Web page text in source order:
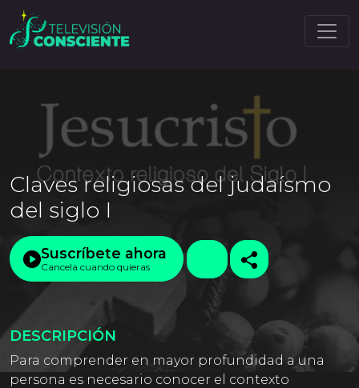
Claves religiosas del judaísmo
del siglo I
Suscríbete ahora
Cancela cuando quieras
DESCRIPCIÓN
Para comprender en mayor profundidad a una
persona es necesario conocer el contexto